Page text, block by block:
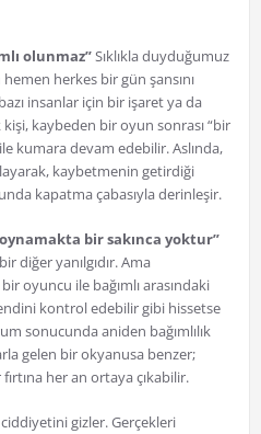
olunmaz”Sıklıkla duyduğumuz
herkes bir gün şansını
insanlar için bir işaret ya da
kaybeden bir oyun sonrası “bir
kumara devam edebilir. Aslında,
kaybetmenin getirdiği
kapatma çabasıyla derinleşir.
oynamakta bir sakınca yoktur”
diğer yanılgıdır. Ama
oyuncu ile bağımlı arasındaki
kontrol edebilir gibi hissetse
sonucunda aniden bağımlılık
gelen bir okyanusa benzer;
her an ortaya çıkabilir.
ciddiyetini gizler. Gerçekleri